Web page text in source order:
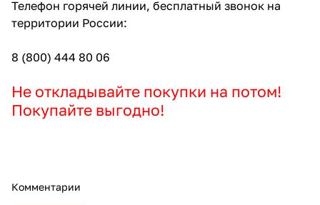
Телефон горячей линии, бесплатный звонок на
территории России:
8 (800) 444 80 06
Не откладывайте покупки на потом!
Покупайте выгодно!
Комментарии